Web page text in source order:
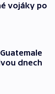
vojáky po
dnech